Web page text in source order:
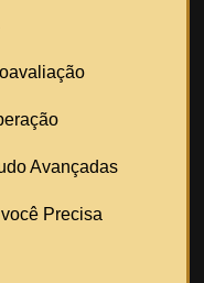
Avançadas
Precisa